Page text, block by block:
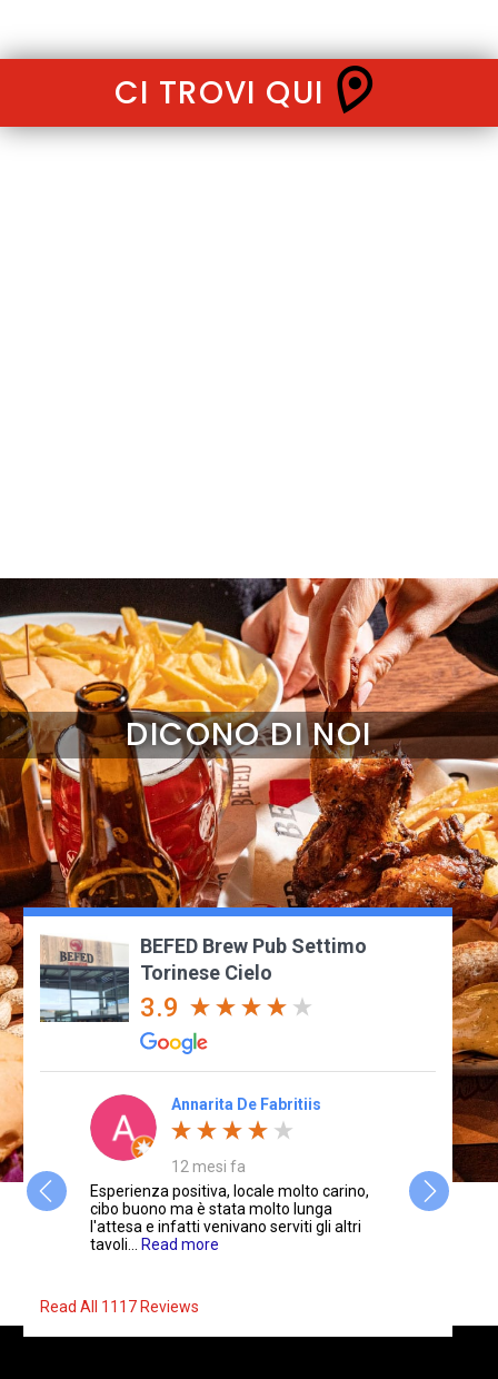
CI TROVI QUI
DICONO DI NOI
BEFED Brew Pub Settimo
Torinese Cielo
3.9
Annarita De Fabritiis
12 mesi fa
Esperienza positiva, locale molto carino,
cibo buono ma è stata molto lunga
l'attesa e infatti venivano serviti gli altri
tavoli...
Read more
La prima
Read All 1117 Reviews